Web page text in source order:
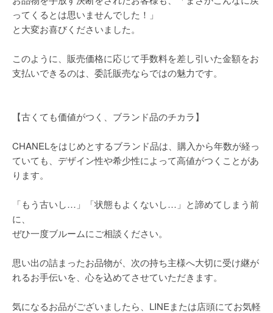
ってくるとは思いませんでした！」
と大変お喜びくださいました。
このように、販売価格に応じて手数料を差し引いた金額をお
支払いできるのは、委託販売ならではの魅力です。
【古くても価値がつく、ブランド品のチカラ】
CHANELをはじめとするブランド品は、購入から年数が経っ
ていても、デザイン性や希少性によって高値がつくことがあ
ります。
「もう古いし…」「状態もよくないし…」と諦めてしまう前
に、
ぜひ一度ブルームにご相談ください。
思い出の詰まったお品物が、次の持ち主様へ大切に受け継が
れるお手伝いを、心を込めてさせていただきます。
気になるお品がございましたら、LINEまたは店頭にてお気軽